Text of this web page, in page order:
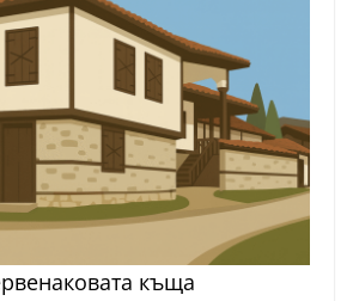
къща